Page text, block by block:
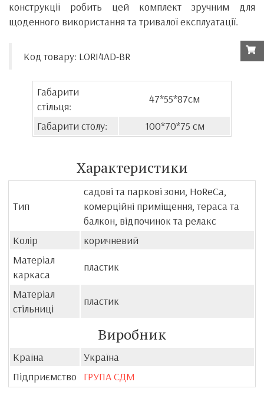
конструкції робить цей комплект зручним для
щоденного використання та тривалої експлуатації.
Код товару: LORI4AD-BR
Габарити
стільця:
47*55*87см
Габарити столу:
100*70*75 см
Характеристики
Тип
садові та паркові зони, HoReCa,
комерційні приміщення, тераса та
балкон, відпочинок та релакс
Колір
коричневий
Матеріал
каркаса
пластик
Матеріал
стільниці
пластик
Виробник
Країна
Україна
Підприємство
ГРУПА СДМ